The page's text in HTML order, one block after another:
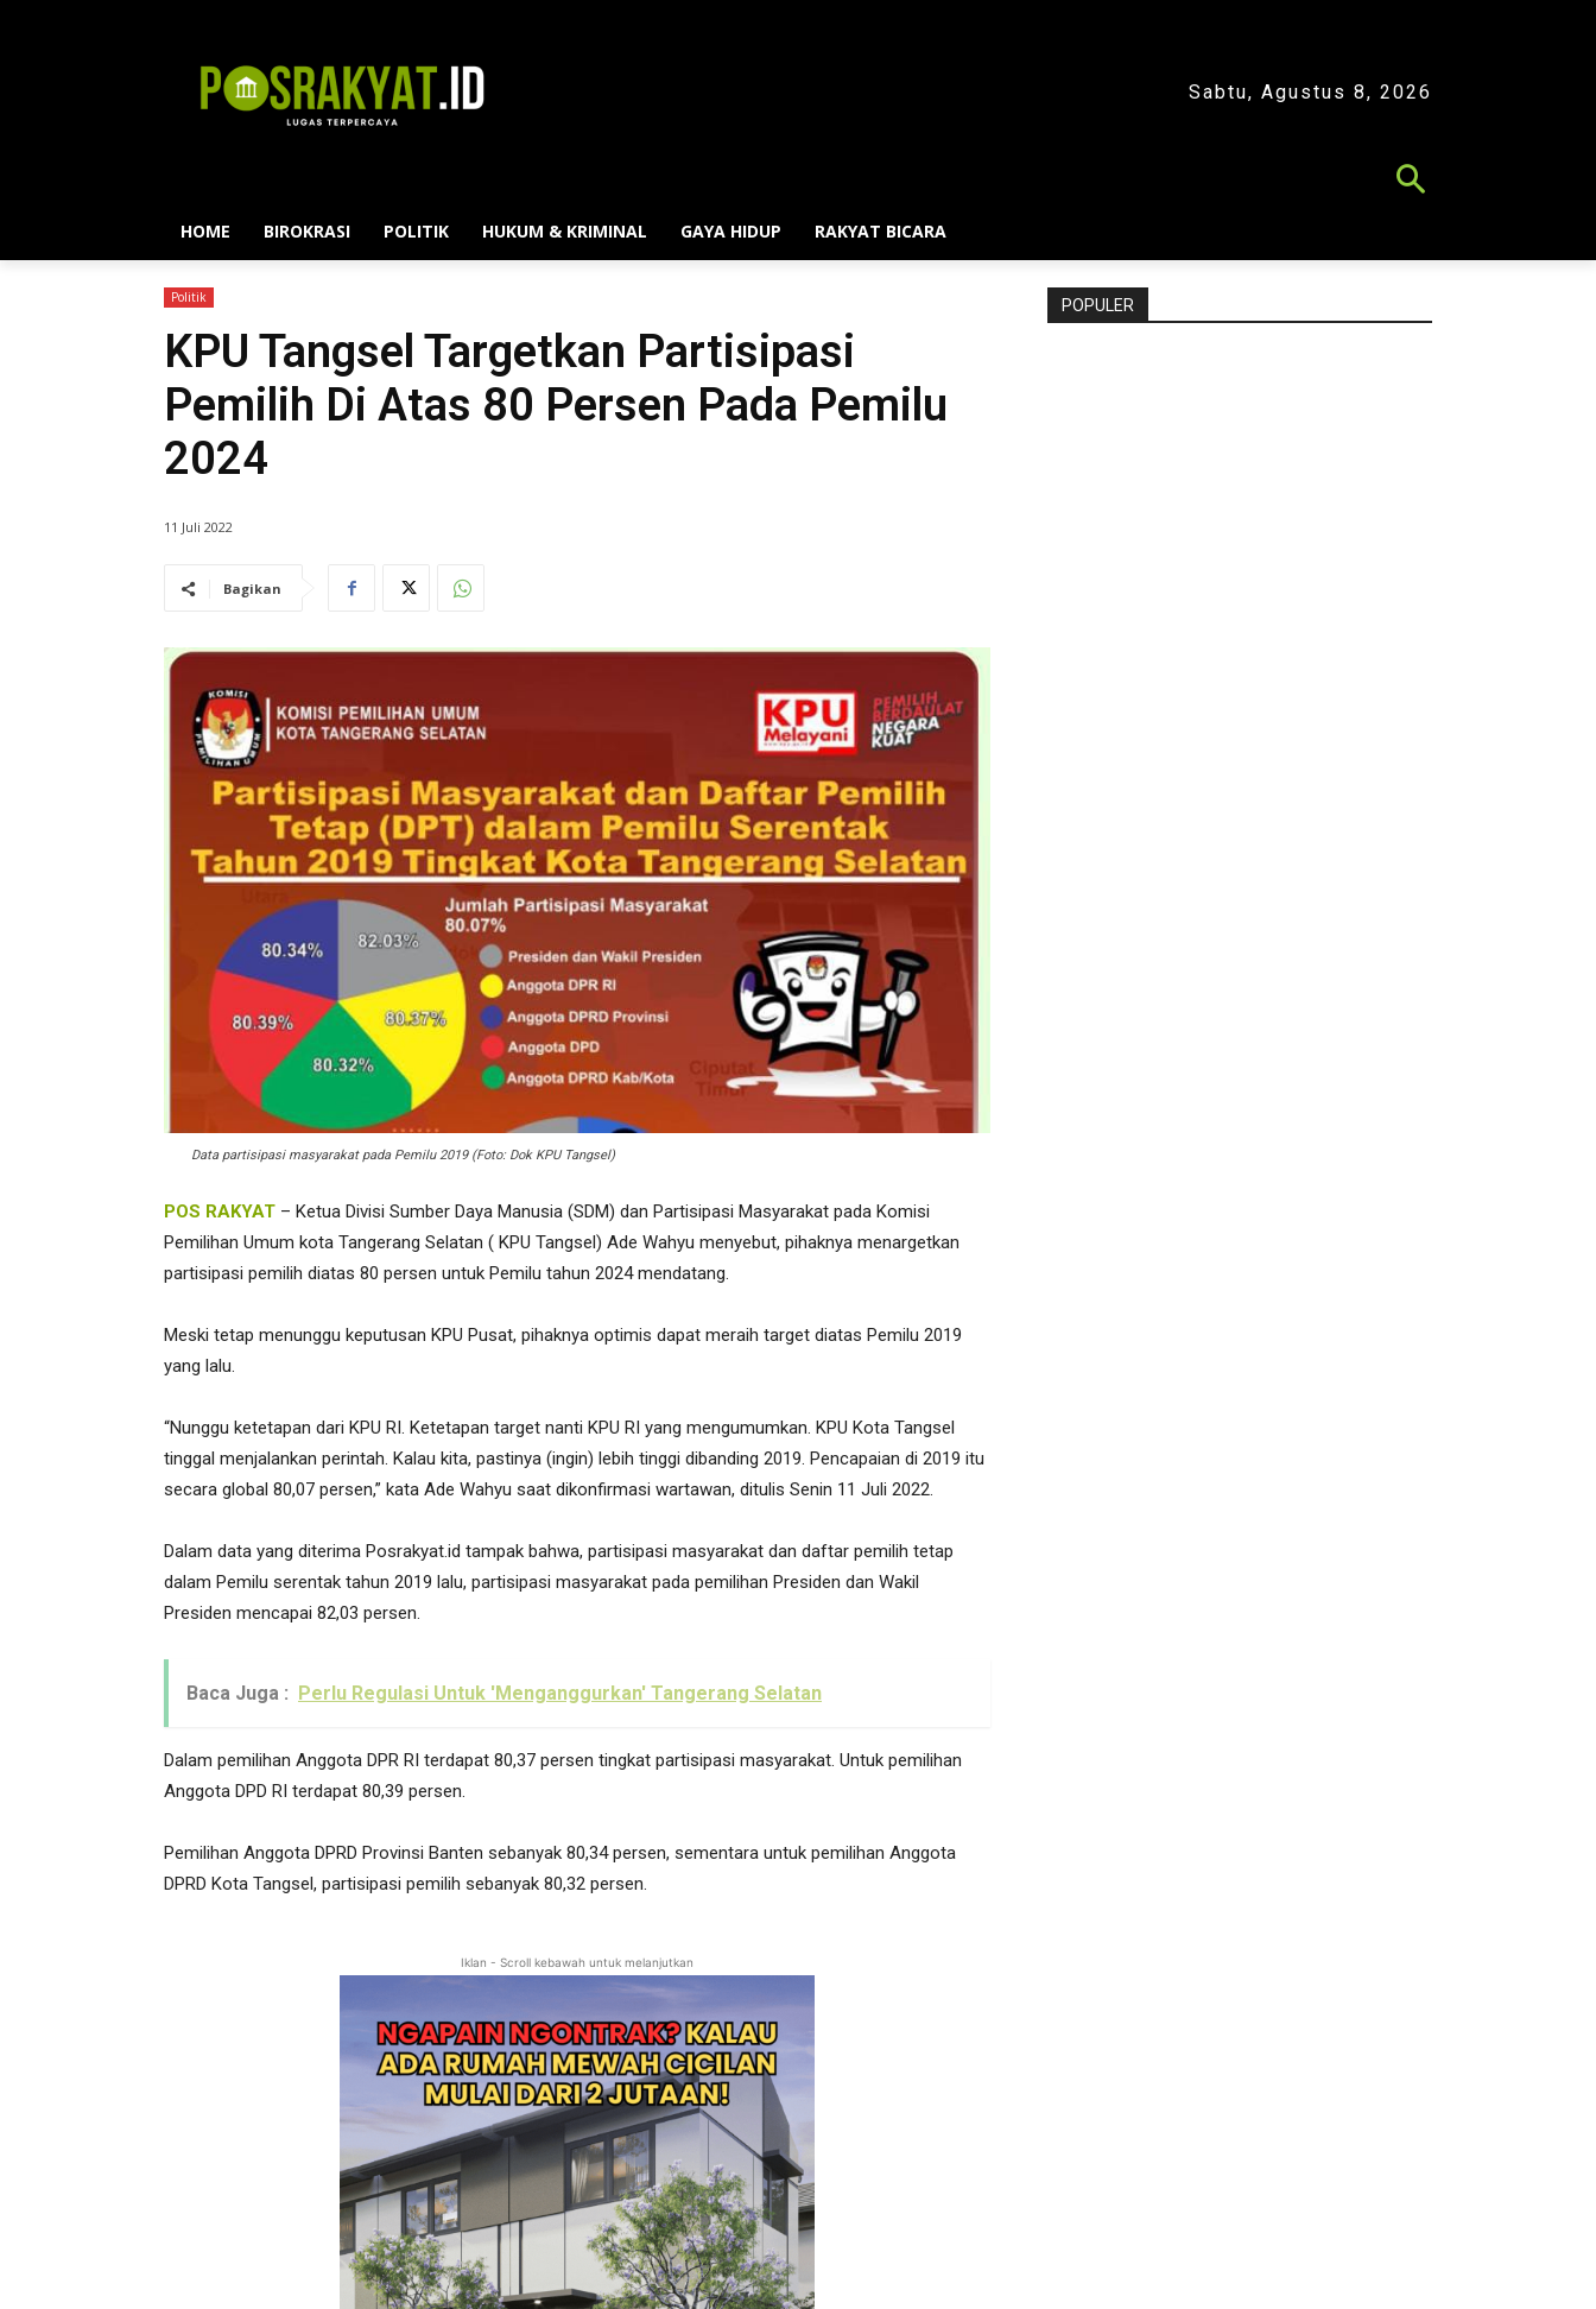
Sabtu, Agustus 8, 2026
HOME BIROKRASI POLITIK HUKUM & KRIMINAL GAYA HIDUP RAKYAT BICARA
Politik
KPU Tangsel Targetkan Partisipasi
Pemilih Di Atas 80 Persen Pada Pemilu
2024
11 Juli 2022
Bagikan
Data partisipasi masyarakat pada Pemilu 2019 (Foto: Dok KPU Tangsel)
POS RAKYAT – Ketua Divisi Sumber Daya Manusia (SDM) dan Partisipasi Masyarakat pada Komisi
Pemilihan Umum kota Tangerang Selatan ( KPU Tangsel) Ade Wahyu menyebut, pihaknya menargetkan
partisipasi pemilih diatas 80 persen untuk Pemilu tahun 2024 mendatang.
Meski tetap menunggu keputusan KPU Pusat, pihaknya optimis dapat meraih target diatas Pemilu 2019
yang lalu.
“Nunggu ketetapan dari KPU RI. Ketetapan target nanti KPU RI yang mengumumkan. KPU Kota Tangsel
tinggal menjalankan perintah. Kalau kita, pastinya (ingin) lebih tinggi dibanding 2019. Pencapaian di 2019 itu
secara global 80,07 persen,” kata Ade Wahyu saat dikonfirmasi wartawan, ditulis Senin 11 Juli 2022.
Dalam data yang diterima Posrakyat.id tampak bahwa, partisipasi masyarakat dan daftar pemilih tetap
dalam Pemilu serentak tahun 2019 lalu, partisipasi masyarakat pada pemilihan Presiden dan Wakil
Presiden mencapai 82,03 persen.
Baca Juga : Perlu Regulasi Untuk 'Menganggurkan' Tangerang Selatan
Dalam pemilihan Anggota DPR RI terdapat 80,37 persen tingkat partisipasi masyarakat. Untuk pemilihan
Anggota DPD RI terdapat 80,39 persen.
Pemilihan Anggota DPRD Provinsi Banten sebanyak 80,34 persen, sementara untuk pemilihan Anggota
DPRD Kota Tangsel, partisipasi pemilih sebanyak 80,32 persen.
Iklan - Scroll kebawah untuk melanjutkan
POPULER